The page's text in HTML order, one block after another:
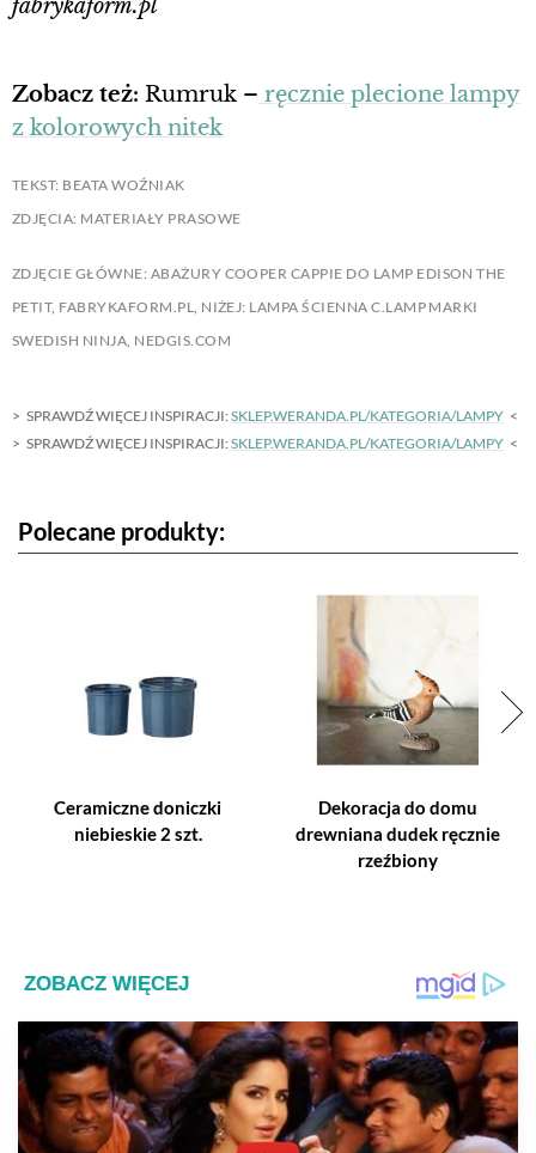
fabrykaform.pl
Zobacz też: Rumruk – ręcznie plecione lampy
z kolorowych nitek
TEKST: BEATA WOŹNIAK
ZDJĘCIA: MATERIAŁY PRASOWE
ZDJĘCIE GŁÓWNE: ABAŻURY COOPER CAPPIE DO LAMP EDISON THE
PETIT, FABRYKAFORM.PL, NIŻEJ: LAMPA ŚCIENNA C.LAMP MARKI
SWEDISH NINJA, NEDGIS.COM
SPRAWDŹ WIĘCEJ INSPIRACJI:SKLEP.WERANDA.PL/KATEGORIA/LAMPY
SPRAWDŹ WIĘCEJ INSPIRACJI:SKLEP.WERANDA.PL/KATEGORIA/LAMPY
Polecane produkty:
Ceramiczne doniczki
niebieskie 2 szt.
Dekoracja do domu
drewniana dudek ręcznie
rzeźbiony